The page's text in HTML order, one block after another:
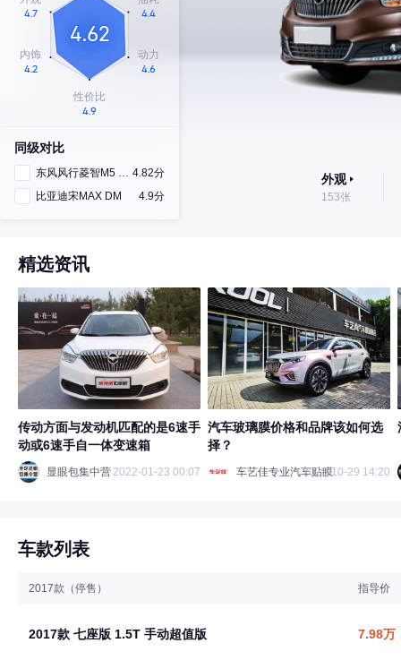
同级对比
东风风行菱智M5 EV 4.82分
比亚迪宋MAX DM
4.9分
外观
153张
精选资讯
传动方面与发动机匹配的是6速手
动或6速手自一体变速箱
显眼包集中营2022-01-23 00:07
汽车玻璃膜价格和品牌该如何选
择？
车艺佳专业汽车贴膜2020-10-29 14:20
车款列表
2017款（停售） 指导价
2017款 七座版 1.5T 手动超值版 7.98万